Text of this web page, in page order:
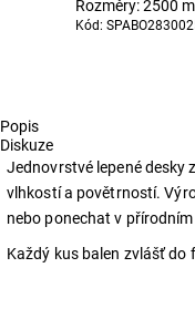
Rozměry: 2500
Kód:
Popis
Diskuze
Jednovrstvé lepené desky
vlhkostí a povětrností.
nebo ponechat v
Každý kus balen zvlášť do